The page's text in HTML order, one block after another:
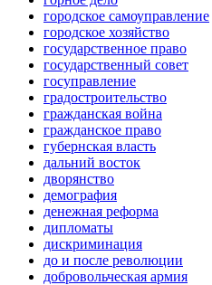
городское самоуправление
городское хозяйство
государственное право
государственный совет
госуправление
градостроительство
гражданская война
гражданское право
губернская власть
дальний восток
дворянство
демография
денежная реформа
дипломаты
дискриминация
до и после революции
добровольческая армия